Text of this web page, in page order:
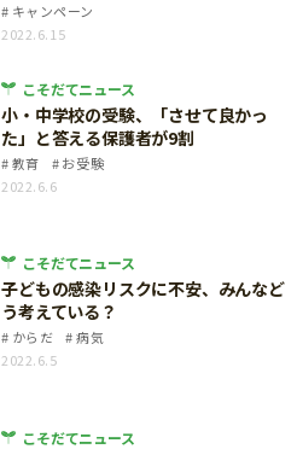
キャンペーン
2022.6.15
こそだてニュース
小・中学校の受験、「させて良かっ
た」と答える保護者が9割
教育
お受験
2022.6.6
こそだてニュース
子どもの感染リスクに不安、みんなど
う考えている？
からだ
病気
2022.6.5
こそだてニュース